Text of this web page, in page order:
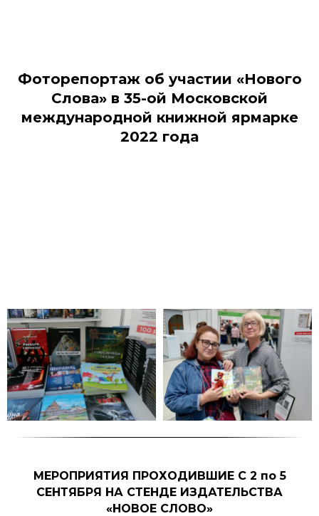
Фоторепортаж об участии «Нового
Слова» в 35-ой Московской
международной книжной ярмарке
2022 года
МЕРОПРИЯТИЯ ПРОХОДИВШИЕ С 2 по 5
СЕНТЯБРЯ НА СТЕНДЕ ИЗДАТЕЛЬСТВА
«НОВОЕ СЛОВО»